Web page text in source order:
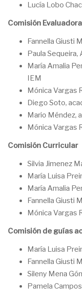
Lucía Lobo
Comisión Evaluadora
Fannella Giusti
Paula Sequeira,
María Amalia
IEM
Mónica Vargas
Diego Soto,
Mario Méndez,
Mónica Vargas
Comisión Curricular
Silvia Jimenez
María Luisa
María Amalia
Fannella Giusti
Mónica Vargas
Comisión de guías
María Luisa
Fannella Giusti
Sileny Mena
Pamela